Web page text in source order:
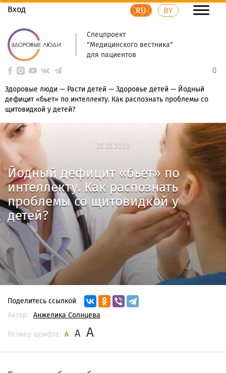
Вход RU BY
Спецпроект
"Медицинского вестника"
для пациентов
Здоровые люди — Расти детей — Здоровье детей — Йодный
дефицит «бьет» по интеллекту. Как распознать проблемы со
щитовидкой у детей?
25.05.2020
Йодный дефицит «бьет» по
интеллекту. Как распознать
проблемы со щитовидкой у
детей?
Поделитесь ссылкой
Автор:
Анжелика Солнцева
Размер шрифта: A A A